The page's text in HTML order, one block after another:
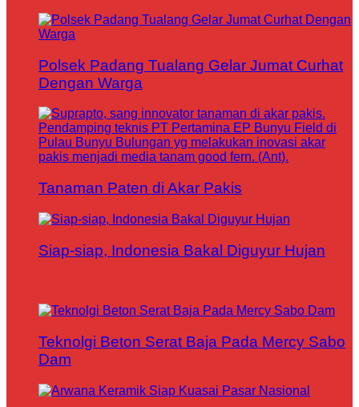
Polsek Padang Tualang Gelar Jumat Curhat
Dengan Warga
Tanaman Paten di Akar Pakis
Siap-siap, Indonesia Bakal Diguyur Hujan
Teknolgi Beton Serat Baja Pada Mercy Sabo
Dam